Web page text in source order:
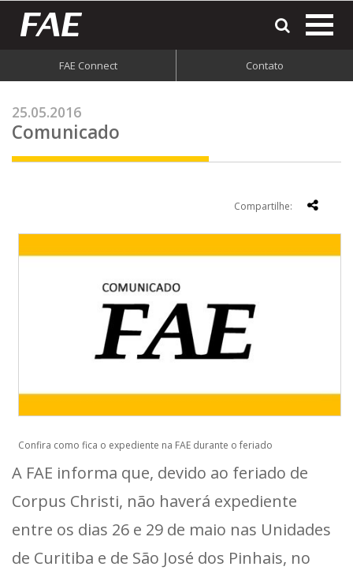
FAE Connect Contato
25.05.2016
Comunicado
Compartilhe:
Confira como fica o expediente na FAE durante o feriado
A FAE informa que, devido ao feriado de
Corpus Christi, não haverá expediente
entre os dias 26 e 29 de maio nas Unidades
de Curitiba e de São José dos Pinhais, no